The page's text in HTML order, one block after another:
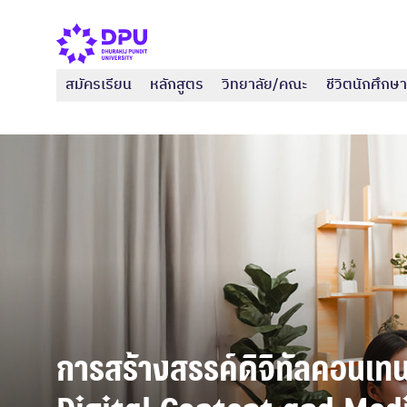
สมัครเรียน หลักสูตร วิทยาลัย/คณะ ชีวิตนักศึกษา
การสร้างสรรค์ดิจิทัลคอนเท